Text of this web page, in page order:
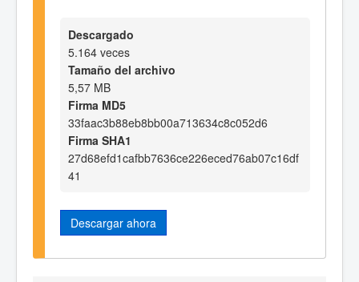
Descargado
5.164 veces
Tamaño del archivo
5,57 MB
Firma MD5
33faac3b88eb8bb00a713634c8c052d6
Firma SHA1
27d68efd1cafbb7636ce226eced76ab07c16df
41
Descargar ahora